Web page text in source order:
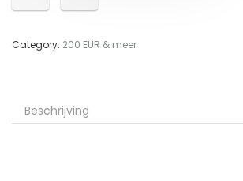
Category: 200 EUR & meer
Beschrijving